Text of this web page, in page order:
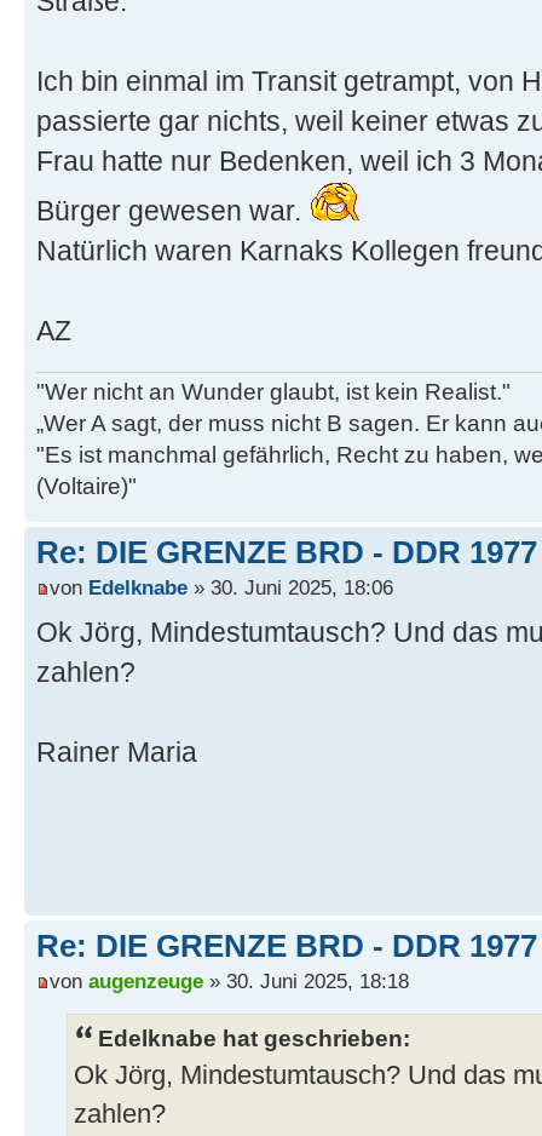
Ich bin einmal im Transit getrampt, von
passierte gar nichts, weil keiner etwas
Frau hatte nur Bedenken, weil ich 3
Bürger gewesen war.
Natürlich waren Karnaks Kollegen
AZ
"Wer nicht an Wunder glaubt, ist kein Realist."
„Wer A sagt, der muss nicht B sagen. Er kann
"Es ist manchmal gefährlich, Recht zu haben,
(Voltaire)"
Re: DIE GRENZE BRD - DDR
von Edelknabe » 30. Juni 2025, 18:06
Ok Jörg, Mindestumtausch? Und das
zahlen?
Rainer Maria
Re: DIE GRENZE BRD - DDR
von augenzeuge » 30. Juni 2025, 18:18
Edelknabe hat geschrieben:
Ok Jörg, Mindestumtausch? Und das
zahlen?